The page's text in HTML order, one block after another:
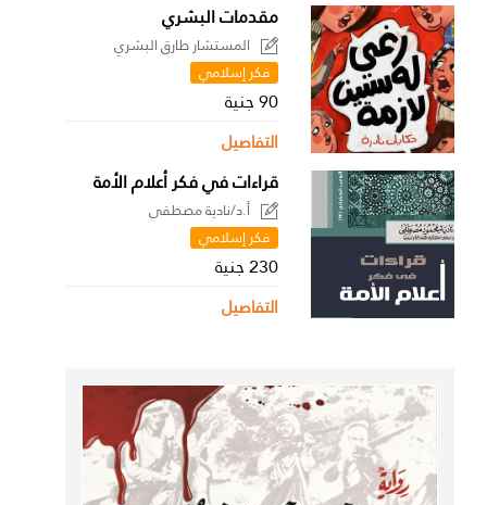
مقدمات البشري
المستشار طارق البشري
فكر إسلامي
90 جنية
التفاصيل
قراءات في فكر أعلام الأمة
أ.د/نادية مصطفى
فكر إسلامي
230 جنية
التفاصيل